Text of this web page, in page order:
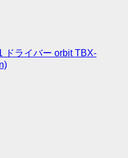
ドライバー orbit TBX-